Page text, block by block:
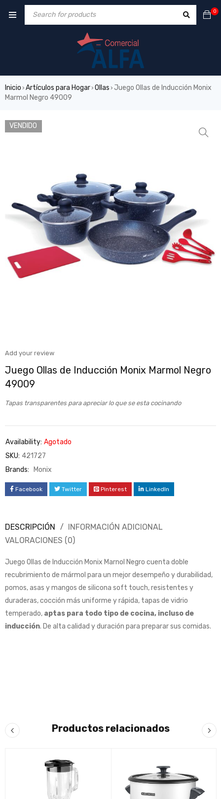
0
Inicio › Artículos para Hogar› Ollas › Juego Ollas de Inducción Monix
Marmol Negro 49009
VENDIDO
Add your review
Juego Ollas de Inducción Monix Marmol Negro
49009
Tapas transparentes para apreciar lo que se esta cocinando
Availability: Agotado
SKU: 421727
Brands:
Monix
Facebook Twitter Pinterest LinkedIn
DESCRIPCIÓN
INFORMACIÓN ADICIONAL
VALORACIONES (0)
Juego Ollas de Inducción Monix Marnol Negro cuenta doble
recubrimiento de mármol para un mejor desempeño y durabilidad,
pomos, asas y mangos de silicona soft touch, resistentes y
duraderas, cocción más uniforme y rápida, tapas de vidrio
temperado, aptas para todo tipo de cocina, incluso de
inducción. De alta calidad y duración para preparar sus comidas.
Productos relacionados